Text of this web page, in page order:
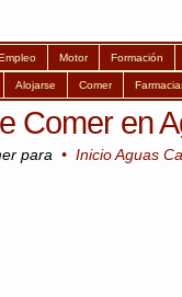
Motor Formación
Alojarse Comer
Comer en
para • Inicio Aguas